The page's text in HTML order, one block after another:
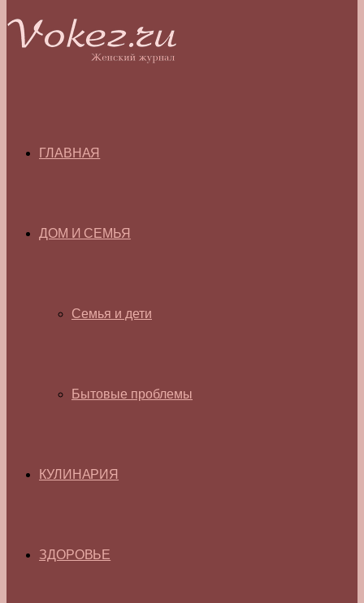
ГЛАВНАЯ
ДОМ И СЕМЬЯ
Семья и дети
Бытовые проблемы
КУЛИНАРИЯ
ЗДОРОВЬЕ